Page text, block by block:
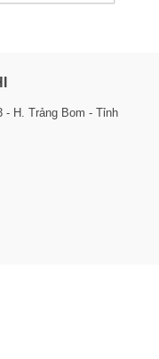
- H. Trảng Bom - Tỉnh